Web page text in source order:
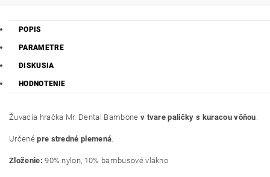
POPIS
PARAMETRE
DISKUSIA
HODNOTENIE
Žuvacia hračka Mr. Dental Bambone v tvare paličky s kuracou vôňou.
Určené pre stredné plemená.
Zloženie: 90% nylon, 10% bambusové vlákno